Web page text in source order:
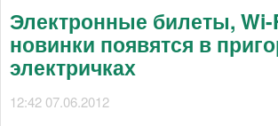
Электронные билеты, Wi-
новинки появятся в
электричках
12:42 07.06.2012